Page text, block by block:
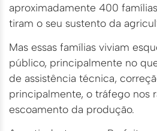
aproximadamente 400
tiram o seu sustento da
Mas essas famílias viviam
público, principalmente no
de assistência técnica,
principalmente, o tráfego nos
escoamento da produção.